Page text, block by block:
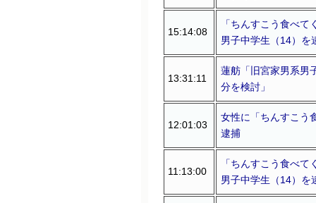
15:14:08
「ちんすこう食べ
男子中学生（14）を
13:31:11
蓮舫「旧宮家男系男
分を検討」
12:01:03
女性に「ちんすこう
逮捕
11:13:00
「ちんすこう食べ
男子中学生（14）を